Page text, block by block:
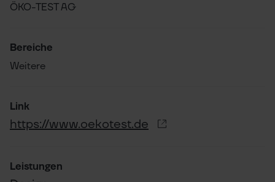
Projektdetails
ÖKO-TEST AG
Bereiche
Weitere
Link
https://www.oekotest.de
Leistungen